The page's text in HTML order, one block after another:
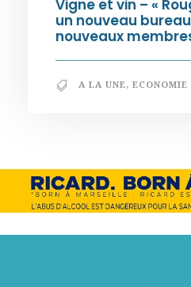
Vigne et vin – «
un nouveau
nouveaux
A LA UNE, ECONOMIE